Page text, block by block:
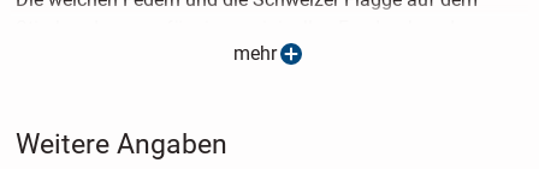
machen das Stirnband zu einem echten Hingucker. Egal ob
mehr
Weitere Angaben